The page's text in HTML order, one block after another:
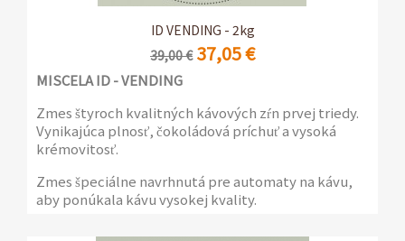
ID VENDING - 2kg
39,00 € 37,05 €
MISCELA ID - VENDING
Zmes štyroch kvalitných kávových zŕn prvej triedy.
Vynikajúca plnosť, čokoládová príchuť a vysoká
krémovitosť.
Zmes špeciálne navrhnutá pre automaty na kávu,
aby ponúkala kávu vysokej kvality.
2 balenia po 1 kg